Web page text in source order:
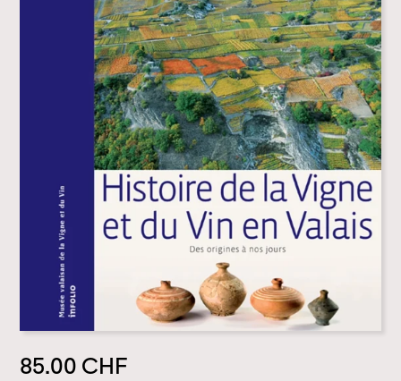
85.00 CHF